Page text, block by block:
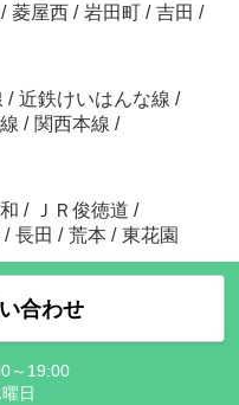
/ 菱屋西 / 岩田町 / 吉田 /
/ 近鉄けいはんな線 /
/ 関西本線 /
/ ＪＲ俊徳道 /
/ 長田 / 荒本 / 東花園
合わせ
～19:00
日